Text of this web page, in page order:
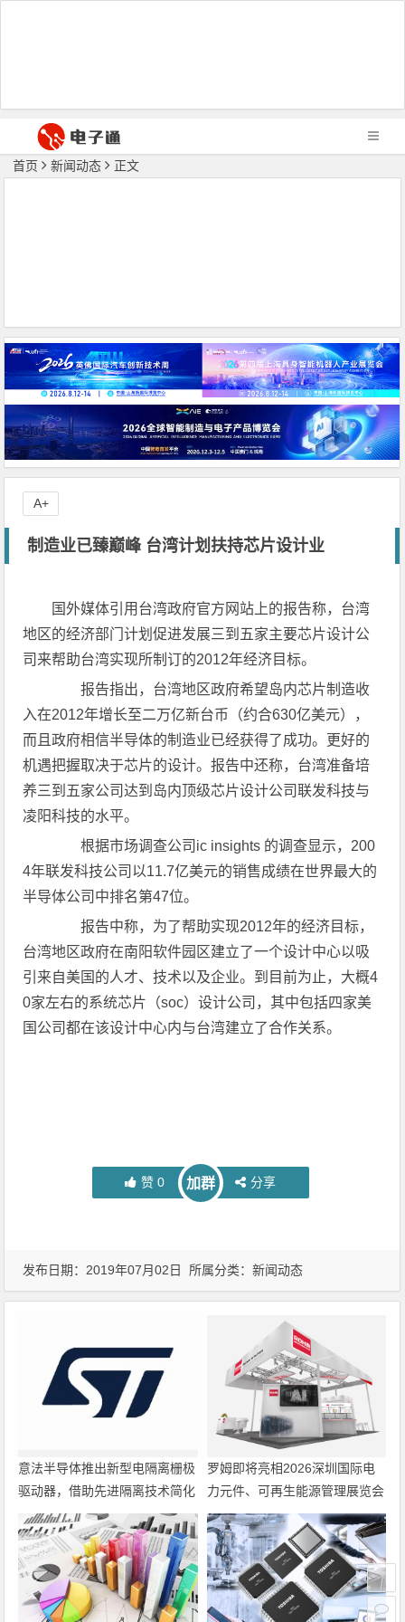
首页 新闻动态 正文
制造业已臻巅峰 台湾计划扶持芯片设计业
国外媒体引用台湾政府官方网站上的报告称，台湾
地区的经济部门计划促进发展三到五家主要芯片设计公
司来帮助台湾实现所制订的2012年经济目标。
报告指出，台湾地区政府希望岛内芯片制造收
入在2012年增长至二万亿新台币（约合630亿美元），
而且政府相信半导体的制造业已经获得了成功。更好的
机遇把握取决于芯片的设计。报告中还称，台湾准备培
养三到五家公司达到岛内顶级芯片设计公司联发科技与
凌阳科技的水平。
根据市场调查公司ic insights 的调查显示，200
4年联发科技公司以11.7亿美元的销售成绩在世界最大的
半导体公司中排名第47位。
报告中称，为了帮助实现2012年的经济目标，
台湾地区政府在南阳软件园区建立了一个设计中心以吸
引来自美国的人才、技术以及企业。到目前为止，大概4
0家左右的系统芯片（soc）设计公司，其中包括四家美
国公司都在该设计中心内与台湾建立了合作关系。
赞 0 加群 分享
A+
发布日期：2019年07月02日 所属分类：新闻动态
意法半导体推出新型电隔离栅极
驱动器，借助先进隔离技术简化
电源设计
罗姆即将亮相2026深圳国际电
力元件、可再生能源管理展览会
暨研讨会